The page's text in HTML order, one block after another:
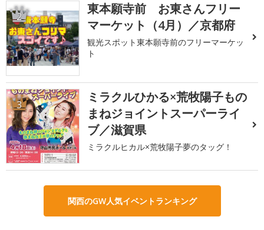
2
東本願寺前 お東さんフリー
マーケット（4月）／京都府
観光スポット東本願寺前のフリーマーケッ
ト
3
ミラクルひかる×荒牧陽子もの
まねジョイントスーパーライ
ブ／滋賀県
ミラクルヒカル×荒牧陽子夢のタッグ！
関西のGW人気イベントランキング